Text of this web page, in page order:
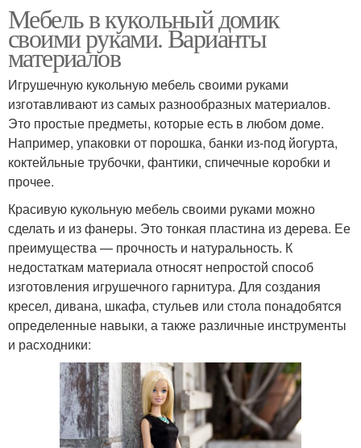
Мебель из картона
Мебель для кукольного
домика
Мебель в кукольный домик
своими руками. Варианты
материалов
Игрушечную кукольную мебель своими руками
изготавливают из самых разнообразных материалов.
Это простые предметы, которые есть в любом доме.
Например, упаковки от порошка, банки из-под йогурта,
коктейльные трубочки, фантики, спичечные коробки и
прочее.
Красивую кукольную мебель своими руками можно
сделать и из фанеры. Это тонкая пластина из дерева. Ее
преимущества — прочность и натуральность. К
недостаткам материала относят непростой способ
изготовления игрушечного гарнитура. Для создания
кресел, дивана, шкафа, стульев или стола понадобятся
определенные навыки, а также различные инструменты
и расходники: